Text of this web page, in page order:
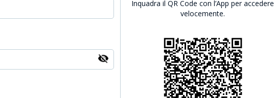
Inquadra il QR Code con l’App per accedere
velocemente.